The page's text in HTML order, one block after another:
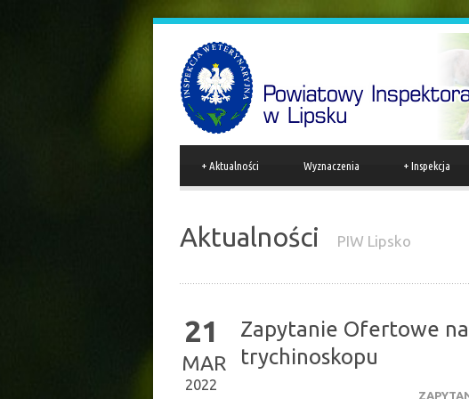
Aktualności
+ Wyznaczenia Inspekcja
+
Aktualności PIW Lipsko
21
MAR
2022
Zapytanie Ofertowe
trychinoskopu